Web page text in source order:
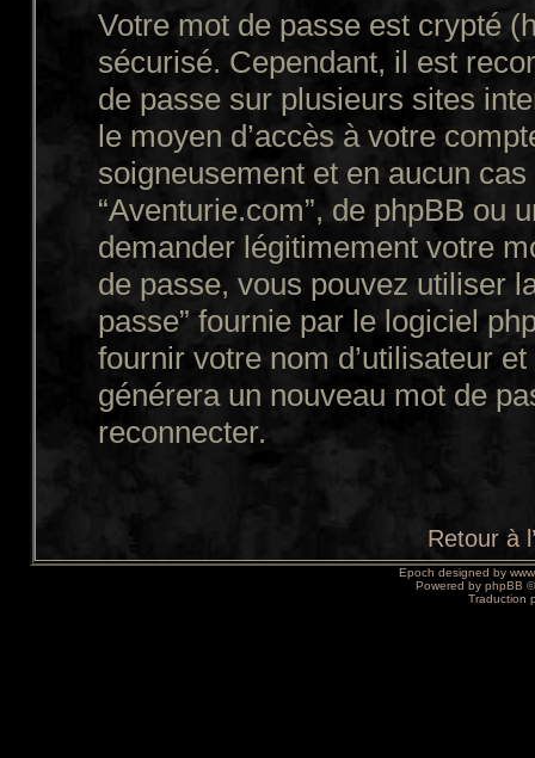
Votre mot de passe est crypté
sécurisé. Cependant, il est
de passe sur plusieurs sites
le moyen d’accès à votre
soigneusement et en aucun
“Aventurie.com”, de phpBB ou
demander légitimement votre
de passe, vous pouvez utiliser
passe” fournie par le logiciel
fournir votre nom d’utilisateur
générera un nouveau mot de
reconnecter.
Retour à
Epoch designed by
Powered by phpBB
Traduction